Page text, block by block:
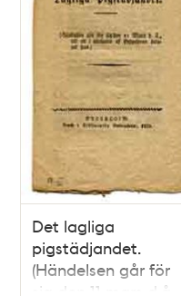
Det lagliga
pigstädjandet.
(Händelsen går för
sig den 11 mars d.å.,